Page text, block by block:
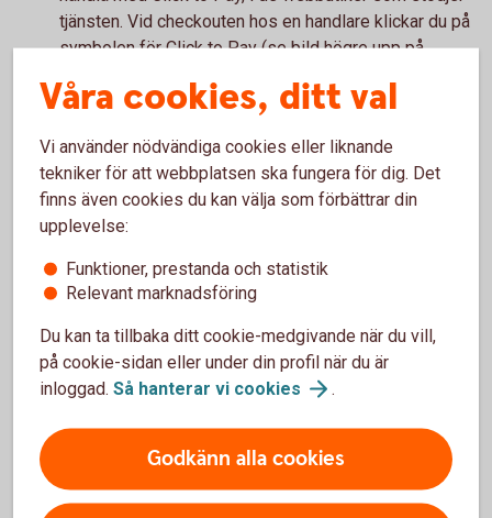
tjänsten. Vid checkouten hos en handlare klickar du på
symbolen för Click to Pay (se bild högre upp på
kortuppgifter och leveransadress redan är förifyllt.
Kom ihåg!
Glöm inte att du behöver slå på kortet för internetköp
internetköp i appen, under Kortinställningar.
Handla på nätet
Läs mer om hur du handlar om kort på nätet.
Handla på nätet medkort
Våra cookies, ditt val
Vi använder nödvändiga cookies eller liknande
tekniker för att webbplatsen ska fungera för dig. Det
finns även cookies du kan välja som förbättrar din
upplevelse:
Funktioner, prestanda och statistik
Relevant marknadsföring
Du kan ta tillbaka ditt cookie-medgivande när du vill,
på cookie-sidan eller under din profil när du är
inloggad. Så hanterar vi cookies .
Godkänn alla cookies